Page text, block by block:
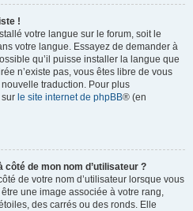
!
votre langue sur le forum, soit le
votre langue. Essayez de demander à
qu’il puisse installer la langue que
n’existe pas, vous êtes libre de vous
traduction. Pour plus
sur le site internet de phpBB® (en
de mon nom d’utilisateur ?
de votre nom d’utilisateur lorsque vous
une image associée à votre rang,
des carrés ou des ronds. Elle